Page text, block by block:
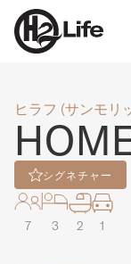
ヒラフ (サンモリ
シグネチャー
7 3 2 1